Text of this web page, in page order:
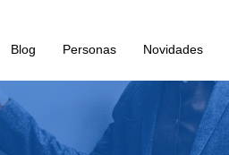
Blog Personas Novidades